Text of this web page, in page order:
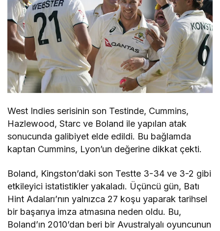
West Indies serisinin son Testinde, Cummins,
Hazlewood, Starc ve Boland ile yapılan atak
sonucunda galibiyet elde edildi. Bu bağlamda
kaptan Cummins, Lyon’un değerine dikkat çekti.
Boland, Kingston’daki son Testte 3-34 ve 3-2 gibi
etkileyici istatistikler yakaladı. Üçüncü gün, Batı
Hint Adaları’nın yalnızca 27 koşu yaparak tarihsel
bir başarıya imza atmasına neden oldu. Bu,
Boland’ın 2010’dan beri bir Avustralyalı oyuncunun